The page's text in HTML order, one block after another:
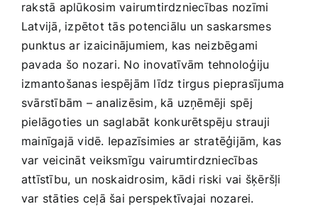
Mēbeles un interjers
Mobilie telefoni, planšetdatori
Pakalpojumi
rakstā aplūkosim vairumtirdzniecības nozīmi
Latvijā, izpētot tās potenciālu un saskarsmes
⁣punktus⁢ ar izaicinājumiem, ‌kas neizbēgami
pavada šo nozari. No inovatīvām tehnoloģiju
izmantošanas iespējām līdz tirgus pieprasījuma
svārstībām – analizēsim, kā uzņēmēji spēj
pielāgoties un ​saglabāt konkurētspēju ⁣strauji
mainīgajā vidē. Iepazīsimies ar stratēģijām, kas
var veicināt veiksmīgu vairumtirdzniecības
attīstību, un⁤ noskaidrosim, kādi ‌riski⁢ vai šķēršļi
‌var ‍stāties ceļā šai perspektīvajai nozarei.